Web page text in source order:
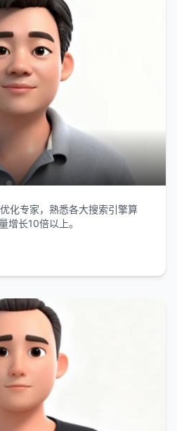
化专家，熟悉各大搜索引擎算
增长10倍以上。